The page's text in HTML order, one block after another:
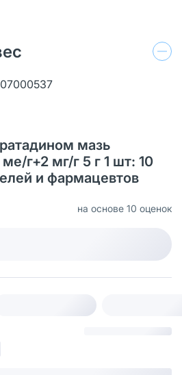
мазь
г+2 мг/г 5 г 1 шт: 10
и фармацевтов
на основе 10 оценок